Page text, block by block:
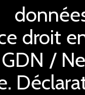
droit
/